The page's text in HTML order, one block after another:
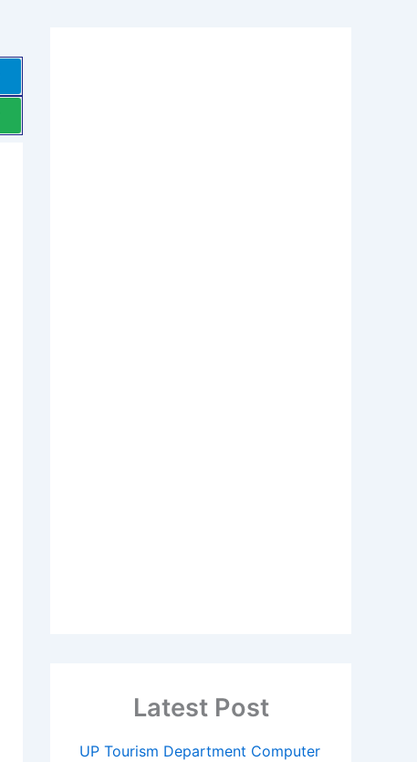
Latest Post
UP Tourism Department Computer